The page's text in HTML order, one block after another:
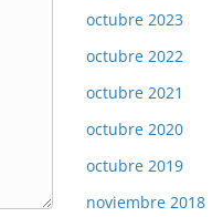
octubre 2023
octubre 2022
octubre 2021
octubre 2020
octubre 2019
noviembre 2018